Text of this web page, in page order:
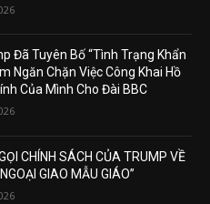
Đã Tuyên Bố “Tình Trạng Khẩn
Ngăn Chặn Việc Công Khai Hồ
Của Mình Cho Đài BBC
CHÍNH SÁCH CỦA TRUMP VỀ
GIAO MẪU GIÁO”